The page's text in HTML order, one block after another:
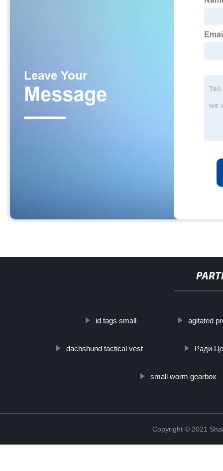
id tags small agitated
dachshund tactical vest Ради
small worm gearbox
Copyright © 2021